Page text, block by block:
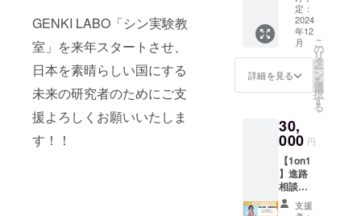
GENKI LABO「シン実験教
室」を来年スタートさせ、
日本を素晴らしい国にする
未来の研究者のためにご支
援よろしくお願いいたしま
す！！
サイ
ズ 肩
幅44/胸
囲120/
着丈
106/袖
丈58
サイ
ズ 肩
幅49/胸
囲132/
着丈
114/袖
幅51/胸
囲138/
着丈
116/袖
丈61.5
女性 SS
サイ
て是非
お使い
くださ
い。
ると元
素周期
表と科
学年表
が飛び
出てく
る、オ
ルペン
の40本
セット
です。
勉強・
仕事を
頑張る
達の紹
介とプ
レゼン
トした
子供の
名前が
書ける
す。将
来偉大
な科学
者を目
指して
もらい
たい子
定：
2024
年12
月
詳細を見る
こ
の
リ
タ
ー
ン
を
選
択
す
る
30,
000 円
【1on1
】進路
相談・
悩み相
談 支援